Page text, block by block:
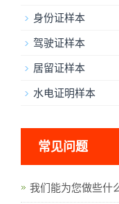
身份证样本
驾驶证样本
居留证样本
水电证明样本
常见问题
我们能为您做些什